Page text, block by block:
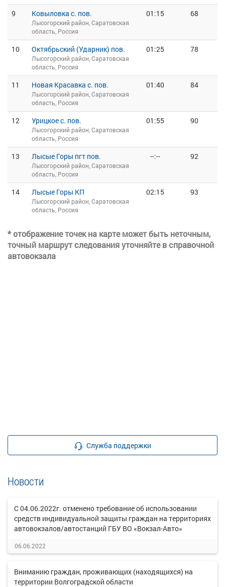
9 Ковыловка с. пов.
Лысогорский район, Саратовская
область, Россия
01:15 68
10 Октябрьский (Ударник) пов.
Лысогорский район, Саратовская
область, Россия
01:25 78
11 Новая Красавка с. пов.
Лысогорский район, Саратовская
область, Россия
01:40 84
12 Урицкое с. пов.
Лысогорский район, Саратовская
область, Россия
01:55 90
13 Лысые Горы пгт пов.
Лысогорский район, Саратовская
область, Россия
--:-- 92
14 Лысые Горы КП
Лысогорский район, Саратовская
область, Россия
02:15 93
* отображение точек на карте может быть неточным,
точный маршрут следования уточняйте в справочной
автовокзала
Служба поддержки
Новости
С 04.06.2022г. отменено требование об использовании
средств индивидуальной защиты граждан на территориях
автовокзалов/автостанций ГБУ ВО «Вокзал-Авто»
06.06.2022
Вниманию граждан, проживающих (находящихся) на
территории Волгоградской области